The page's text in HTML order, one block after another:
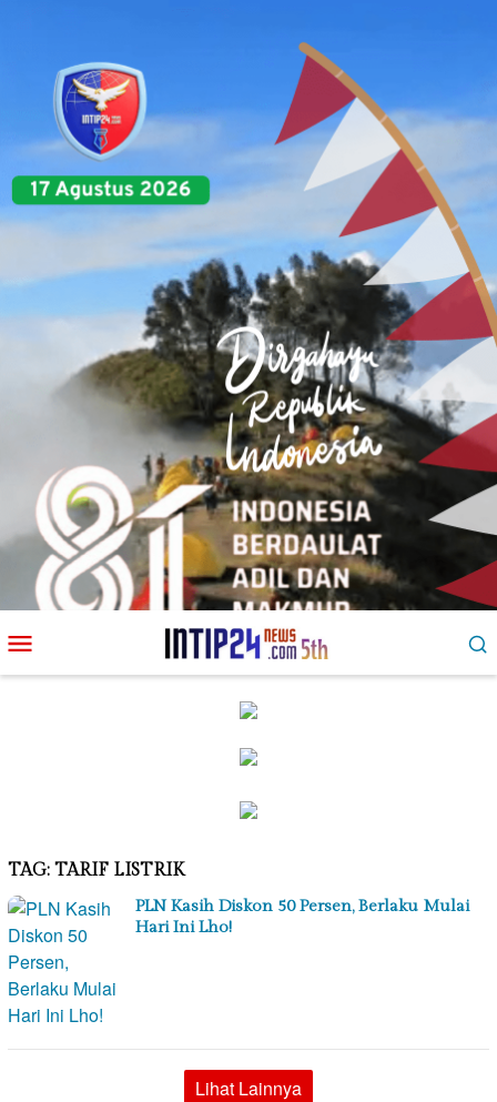
ke
kontenMobile
TAG: TARIF LISTRIK
PLN Kasih Diskon 50 Persen, Berlaku Mulai
Hari Ini Lho!
Lihat Lainnya